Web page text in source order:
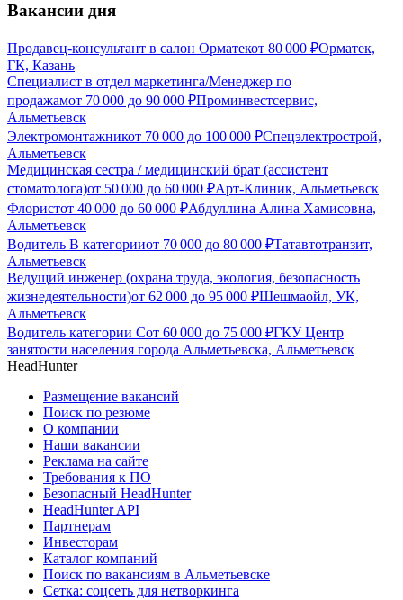
Вакансии дня
Продавец-консультант в салон Орматекот 80 000 ₽Орматек,
ГК, Казань
Специалист в отдел маркетинга/Менеджер по
продажамот 70 000 до 90 000 ₽Проминвестсервис,
Альметьевск
Электромонтажникот 70 000 до 100 000 ₽Спецэлектрострой,
Альметьевск
Медицинская сестра / медицинский брат (ассистент
стоматолога)от 50 000 до 60 000 ₽Арт-Клиник, Альметьевск
Флористот 40 000 до 60 000 ₽Абдуллина Алина Хамисовна,
Альметьевск
Водитель В категорииот 70 000 до 80 000 ₽Татавтотранзит,
Альметьевск
Ведущий инженер (охрана труда, экология, безопасность
жизнедеятельности)от 62 000 до 95 000 ₽Шешмаойл, УК,
Альметьевск
Водитель категории Сот 60 000 до 75 000 ₽ГКУ Центр
занятости населения города Альметьевска, Альметьевск
HeadHunter
Размещение вакансий
Поиск по резюме
О компании
Наши вакансии
Реклама на сайте
Требования к ПО
Безопасный HeadHunter
HeadHunter API
Партнерам
Инвесторам
Каталог компаний
Поиск по вакансиям в Альметьевске
Сетка: соцсеть для нетворкинга